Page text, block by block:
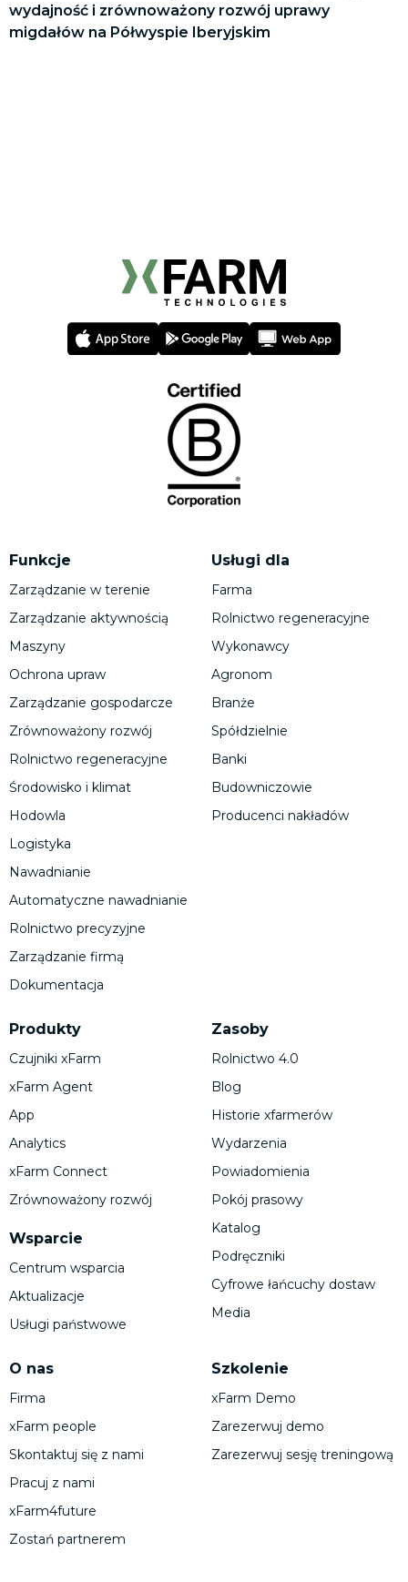
wydajność i zrównoważony rozwój uprawy
migdałów na Półwyspie Iberyjskim
Funkcje
Zarządzanie w terenie
Zarządzanie aktywnością
Maszyny
Ochrona upraw
Zarządzanie gospodarcze
Zrównoważony rozwój
Rolnictwo regeneracyjne
Środowisko i klimat
Hodowla
Logistyka
Nawadnianie
Automatyczne nawadnianie
Rolnictwo precyzyjne
Zarządzanie firmą
Dokumentacja
Produkty
Czujniki xFarm
xFarm Agent
App
Analytics
xFarm Connect
Zrównoważony rozwój
Wsparcie
Centrum wsparcia
Aktualizacje
Usługi państwowe
Usługi dla
Farma
Rolnictwo regeneracyjne
Wykonawcy
Agronom
Branże
Spółdzielnie
Banki
Budowniczowie
Producenci nakładów
O nas
Firma
xFarm people
Skontaktuj się z nami
Pracuj z nami
xFarm4future
Zostań partnerem
Zasoby
Rolnictwo 4.0
Blog
Historie xfarmerów
Wydarzenia
Powiadomienia
Pokój prasowy
Katalog
Podręczniki
Cyfrowe łańcuchy dostaw
Media
Szkolenie
xFarm Demo
Zarezerwuj demo
Zarezerwuj sesję treningową